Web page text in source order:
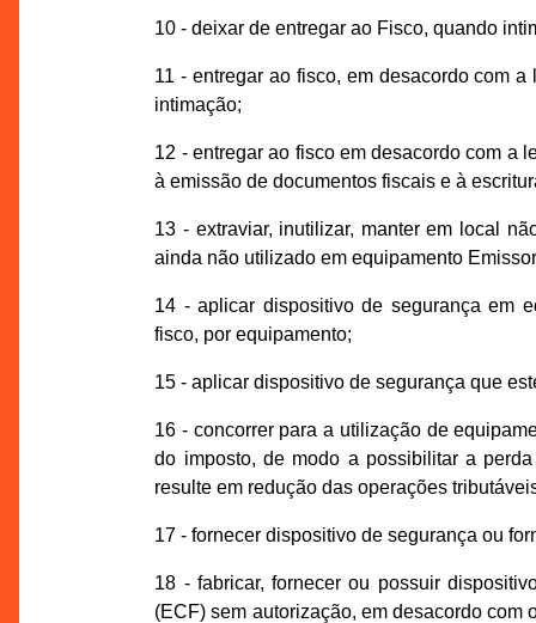
10 - deixar de entregar ao Fisco, quando
11 - entregar ao fisco, em desacordo com
intimação;
12 - entregar ao fisco em desacordo com a
à emissão de documentos fiscais e à
13 - extraviar, inutilizar, manter em local
ainda não utilizado em equipamento
14 - aplicar dispositivo de segurança em
fisco, por equipamento;
15 - aplicar dispositivo de segurança que
16 - concorrer para a utilização de
do imposto, de modo a possibilitar a
resulte em redução das operações
17 - fornecer dispositivo de segurança ou
18 - fabricar, fornecer ou possuir
(ECF) sem autorização, em desacordo com